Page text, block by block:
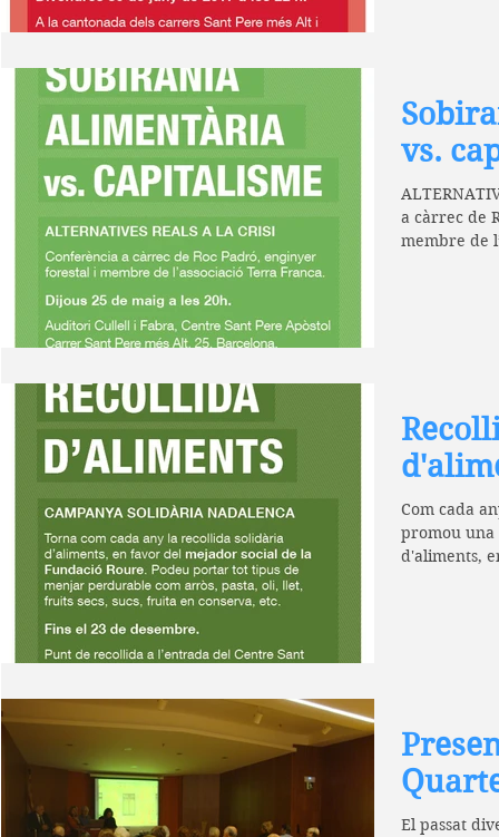
vs.
a càrrec de
membre de
Com cada
promou una
d'aliments,
El passat